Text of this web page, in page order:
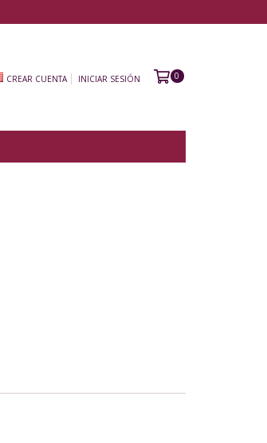
CREAR CUENTA INICIAR SESIÓN 0